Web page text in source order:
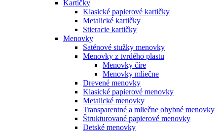
Kartičky
Klasické papierové kartičky
Metalické kartičky
Stieracie kartičky
Menovky
Saténové stužky menovky
Menovky z tvrdého plastu
Menovky číre
Menovky mliečne
Drevené menovky
Klasické papierové menovky
Metalické menovky
Transparentné a mliečne ohybné menovky
Štrukturované papierové menovky
Detské menovky